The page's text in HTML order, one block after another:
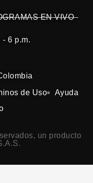
EN VIVO
- 6 p.m.
de Uso
Ayuda
un producto